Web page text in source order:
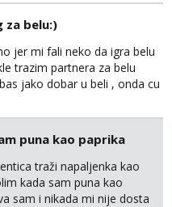
za belu:)
jer mi fali neko da igra belu
trazim partnera za belu
jako dobar u beli , onda cu
Klikni na link ispod i nadji me
puna kao paprika
traži napaljenka kao
kada sam puna kao
sam i nikada mi nije dosta